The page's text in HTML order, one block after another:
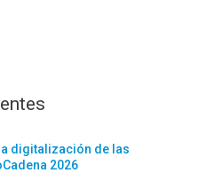
digitalización de las
2026